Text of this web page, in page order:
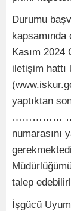
Durumu
kapsamında
Kasım 2024
iletişim hattı
yaptıktan
……………
numarasını
talep
İşgücü Uyum